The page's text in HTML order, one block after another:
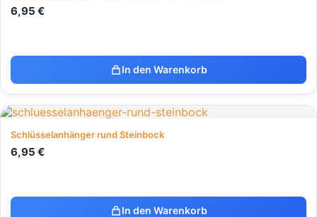
6,95 €
In den Warenkorb
Schlüsselanhänger rund Steinbock
6,95 €
In den Warenkorb